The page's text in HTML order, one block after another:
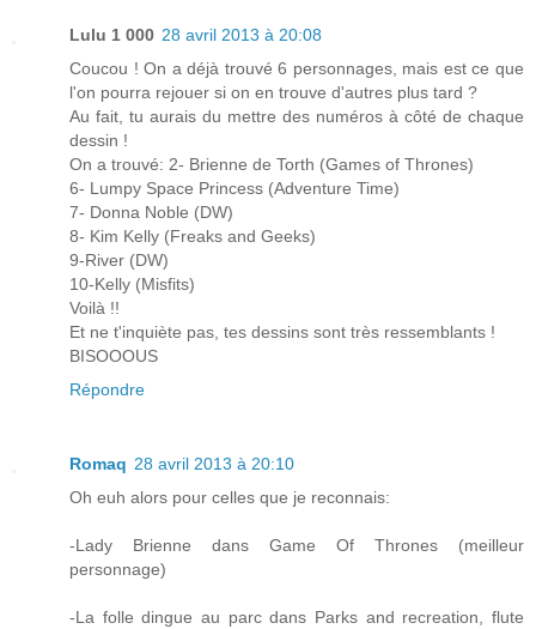
Lulu 1 000 28 avril 2013 à 20:08
Coucou ! On a déjà trouvé 6 personnages, mais est ce que
l'on pourra rejouer si on en trouve d'autres plus tard ?
Au fait, tu aurais du mettre des numéros à côté de chaque
dessin !
On a trouvé: 2- Brienne de Torth (Games of Thrones)
6- Lumpy Space Princess (Adventure Time)
7- Donna Noble (DW)
8- Kim Kelly (Freaks and Geeks)
9-River (DW)
10-Kelly (Misfits)
Voilà !!
Et ne t'inquiète pas, tes dessins sont très ressemblants !
BISOOOUS
Répondre
Romaq 28 avril 2013 à 20:10
Oh euh alors pour celles que je reconnais:
-Lady Brienne dans Game Of Thrones (meilleur
personnage)
-La folle dingue au parc dans Parks and recreation, flute